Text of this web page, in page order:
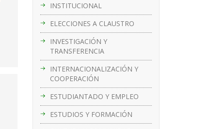
INSTITUCIONAL
ELECCIONES A CLAUSTRO
INVESTIGACIÓN Y
TRANSFERENCIA
INTERNACIONALIZACIÓN Y
COOPERACIÓN
ESTUDIANTADO Y EMPLEO
ESTUDIOS Y FORMACIÓN